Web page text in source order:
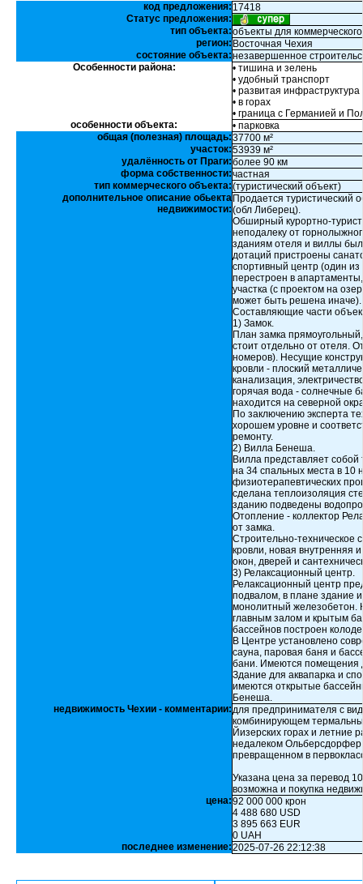
код предложения: 17418
Статус предложения:
тип объекта:объекты для
регион: Восточная Чехия
состояние объекта:незавершенное
Особенности района:
• тишина и зелень
• удобный транспорт
• развитая инфраструктура
• в горах
• граница с Германией и
особенности объекта:
• парковка
общая (полезная) площадь:37700 м²
участок:53939 м²
удалённость от Праги:более 90 км
форма собственности:частная
тип коммерческого объекта:(туристический объект)
дополнительное описание обьекта
недвижимости:
Продается туристический
(обл Либерец).
Обширный курортно-
неподалеку от
зданиям отеля и виллы
дотаций пристроены
спортивный центр (один
перестроен в
участка (с проектом на
может быть решена иначе).
Составляющие части
1) Замок.
План замка
стоит отдельно от отеля.
номеров). Несущие
кровли - плоский
канализация,
горячая вода - солнечные
находится на северной
По заключению эксперта
хорошем уровне и
ремонту.
2) Вилла Бенеша.
Вилла представляет
на 34 спальных места в
физиотерапевтических
сделана теплоизоляция
зданию подведены
Отопление - коллектор
от замка.
Строительно-техническое
кровли, новая внутренняя
окон, дверей и
3) Релаксационный центр.
Релаксационный центр
подвалом, в плане здание
монолитный железобетон.
главным залом и крытым
бассейнов построен
В Центре установлено
сауна, паровая баня и
бани. Имеются помещения
Здание для аквапарка и
имеются открытые
Бенеша.
недвижимость Чехии - комментарии:для предпринимателя с
комбинирующем
Йизерских горах и летние
недалеком
превращенном в
Указана цена за перевод
возможна и покупка
цена:92 000 000 крон
4 488 680 USD
3 895 663 EUR
0 UAH
последнее изменение:2025-07-26 22:12:38